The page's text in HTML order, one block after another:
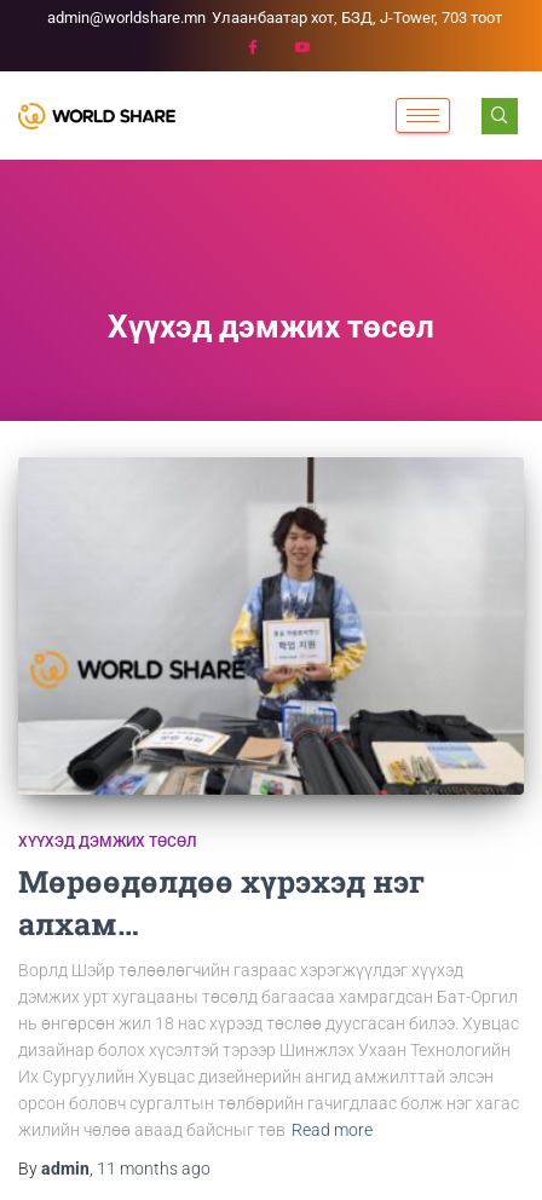
admin@worldshare.mn Улаанбаатар хот, БЗД, J-Tower, 703 тоот
Хүүхэд дэмжих төсөл
ХҮҮХЭД ДЭМЖИХ ТӨСӨЛ
Мөрөөдөлдөө хүрэхэд нэг
алхам…
Ворлд Шэйр төлөөлөгчийн газраас хэрэгжүүлдэг хүүхэд
дэмжих урт хугацааны төсөлд багаасаа хамрагдсан Бат-Оргил
нь өнгөрсөн жил 18 нас хүрээд төслөө дуусгасан билээ. Хувцас
дизайнар болох хүсэлтэй тэрээр Шинжлэх Ухаан Технологийн
Их Сургуулийн Хувцас дизейнерийн ангид амжилттай элсэн
орсон боловч сургалтын төлбөрийн гачигдлаас болж нэг хагас
жилийн чөлөө аваад байсныг төв Read more
Byadmin 11 monthsago